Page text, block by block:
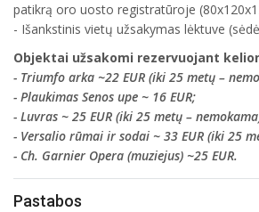
patikrą oro uosto registratūroje
- Išankstinis vietų užsakymas lėktuve
Objektai užsakomi rezervuojant
- Triumfo arka ~22 EUR (iki 25 metų –
- Plaukimas Senos upe ~ 16 EUR;
- Luvras ~ 25 EUR (iki 25 metų –
- Versalio rūmai ir sodai ~ 33 EUR (iki 25
- Ch. Garnier Opera (muziejus) ~25 EUR.
Pastabos